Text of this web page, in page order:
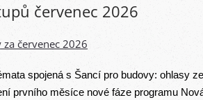
červenec 2026
červenec 2026
spojená s Šancí pro budovy: ohlasy
prvního měsíce nové fáze programu